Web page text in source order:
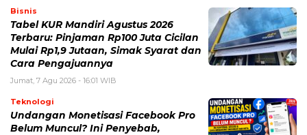
Bisnis
Tabel KUR Mandiri Agustus 2026
Terbaru: Pinjaman Rp100 Juta Cicilan
Mulai Rp1,9 Jutaan, Simak Syarat dan
Cara Pengajuannya
Jumat, 7 Agu 2026 - 16:01 WIB
Teknologi
Undangan Monetisasi Facebook Pro
Belum Muncul? Ini Penyebab,